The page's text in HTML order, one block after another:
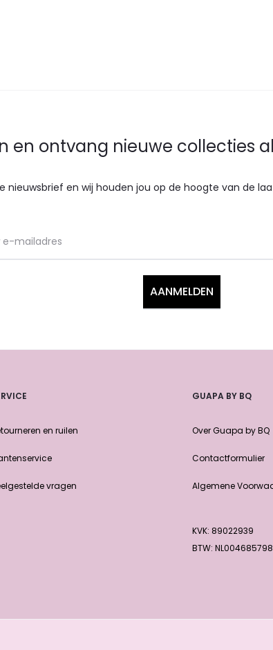
en ontvang nieuwe collecties
nieuwsbrief en wij houden jou op de hoogte van de
en ruilen
vragen
GUAPA BY BQ
Over Guapa by BQ
Contactformulier
Algemene
KVK: 89022939
BTW: